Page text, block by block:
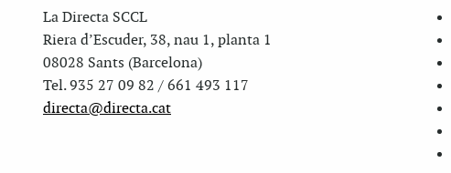
La Directa SCCL
Riera d’Escuder, 38, nau 1, planta 1
08028 Sants (Barcelona)
Tel. 935 27 09 82 / 661 493 117
directa@directa.cat